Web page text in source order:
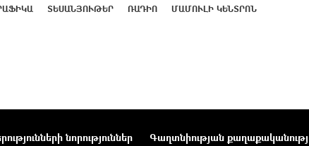
ՏԵՍԱՆՅՈՒԹԵՐ ՌԱԴԻՈ ՄԱՄՈՒԼԻ ԿԵՆՏՐՈՆ
նորություններ Գաղտնիության